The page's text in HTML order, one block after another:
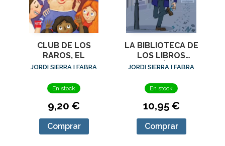
CLUB DE LOS
RAROS, EL
JORDI SIERRA I FABRA
En stock
9,20 €
Comprar
LA BIBLIOTECA DE
LOS LIBROS
VACÍOS
JORDI SIERRA I FABRA
En stock
10,95 €
Comprar